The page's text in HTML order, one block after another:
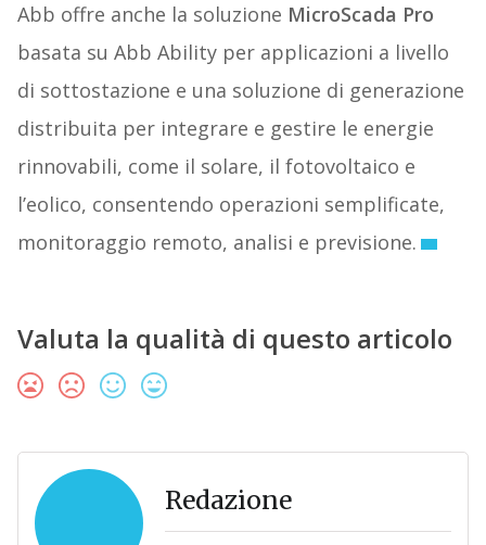
Abb offre anche la soluzione MicroScada Pro
basata su Abb Ability per applicazioni a livello
di sottostazione e una soluzione di generazione
distribuita per integrare e gestire le energie
rinnovabili, come il solare, il fotovoltaico e
l’eolico, consentendo operazioni semplificate,
monitoraggio remoto, analisi e previsione.
Valuta la qualità di questo articolo
Redazione